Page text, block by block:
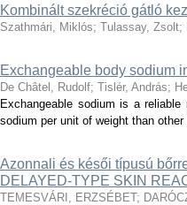
Kombinált szekréció gátló
Szathmári, Miklós; Tulassay, Zsolt;
Exchangeable body sodium
De Châtel, Rudolf; Tislér, András;
Exchangeable sodium is a
sodium per unit of weight than
Azonnali és késői típusú
DELAYED-TYPE SKIN
TEMESVÁRI, ERZSÉBET;